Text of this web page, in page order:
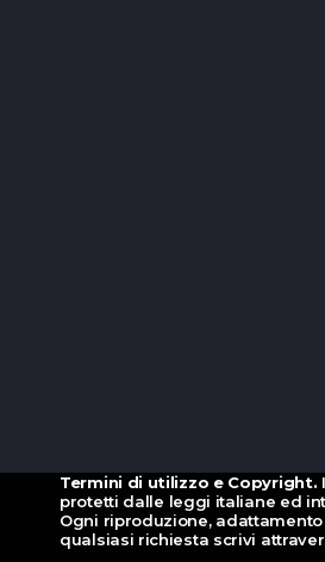
Termini di utilizzo e Copyright.
protetti dalle leggi italiane ed
Ogni riproduzione,
qualsiasi richiesta scrivi